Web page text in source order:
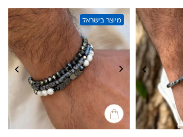
מיוצר בישראל